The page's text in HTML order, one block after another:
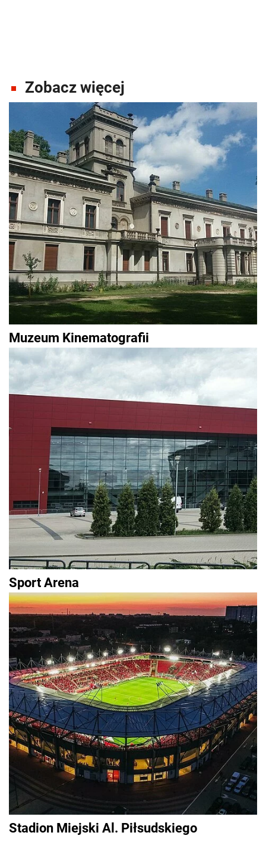
Zobacz więcej
Muzeum Kinematografii
Sport Arena
Stadion Miejski Al. Piłsudskiego